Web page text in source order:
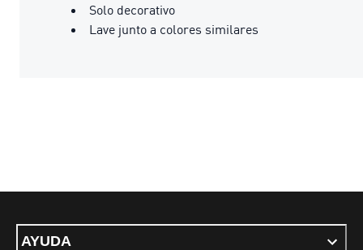
Solo decorativo
Lave junto a colores similares
AYUDA